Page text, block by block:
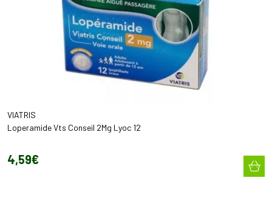
VIATRIS
Loperamide Vts Conseil 2Mg Lyoc 12
4,59€